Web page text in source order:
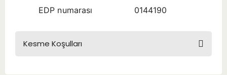
EDP numarası 0144190
Kesme Koşulları